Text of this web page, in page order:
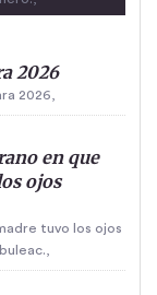
2026
2026,
en que
ojos
tuvo los ojos